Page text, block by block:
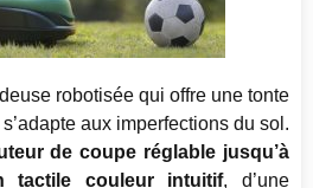
robotisée qui offre une tonte
aux imperfections du sol.
de coupe réglable jusqu’à
tactile couleur intuitif, d’une